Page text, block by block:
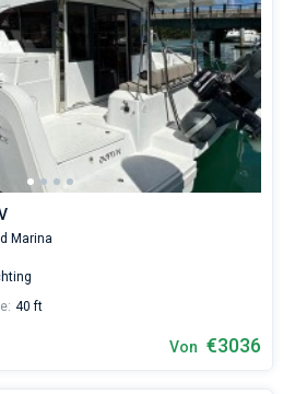
Marina
40 ft
Von €3036